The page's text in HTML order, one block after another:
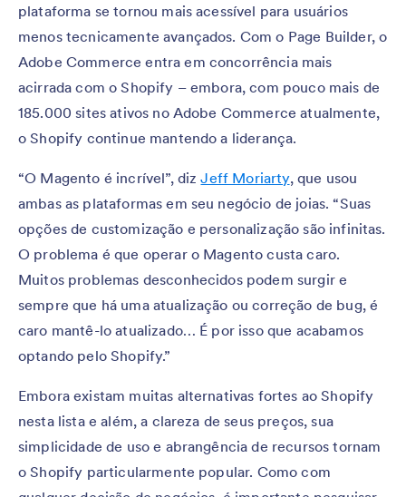
plataforma se tornou mais acessível para usuários
menos tecnicamente avançados. Com o Page Builder, o
Adobe Commerce entra em concorrência mais
acirrada com o Shopify – embora, com pouco mais de
185.000 sites ativos no Adobe Commerce atualmente,
o Shopify continue mantendo a liderança.
“O Magento é incrível”, dizJeff Moriarty, que usou
ambas as plataformas em seu negócio de joias. “Suas
opções de customização e personalização são infinitas.
O problema é que operar o Magento custa caro.
Muitos problemas desconhecidos podem surgir e
sempre que há uma atualização ou correção de bug, é
caro mantê-lo atualizado… É por isso que acabamos
optando pelo Shopify.”
Embora existam muitas alternativas fortes ao Shopify
nesta lista e além, a clareza de seus preços, sua
simplicidade de uso e abrangência de recursos tornam
o Shopify particularmente popular. Como com